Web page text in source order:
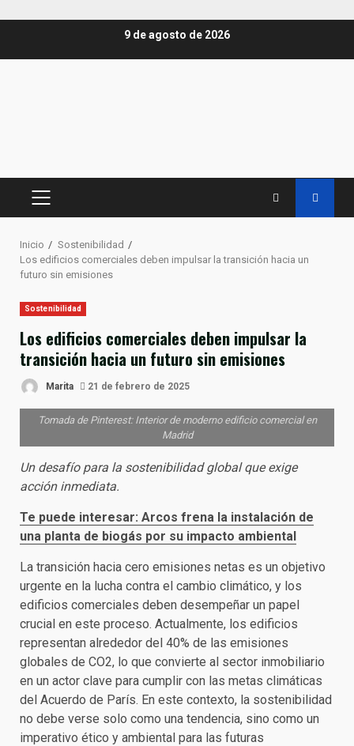
9 de agosto de 2026
MENÚ
Inicio
Sostenibilidad
Los edificios comerciales deben impulsar la transición hacia un
futuro sin emisiones
Sostenibilidad
Los edificios comerciales deben impulsar la
transición hacia un futuro sin emisiones
Marita 21 de febrero de 2025
Tomada de Pinterest: Interior de moderno edificio comercial en
Madrid
Un desafío para la sostenibilidad global que exige
acción inmediata.
Te puede interesar: Arcos frena la instalación de
una planta de biogás por su impacto ambiental
La transición hacia cero emisiones netas es un objetivo
urgente en la lucha contra el cambio climático, y los
edificios comerciales deben desempeñar un papel
crucial en este proceso. Actualmente, los edificios
representan alrededor del 40% de las emisiones
globales de CO2, lo que convierte al sector inmobiliario
en un actor clave para cumplir con las metas climáticas
del Acuerdo de París. En este contexto, la sostenibilidad
no debe verse solo como una tendencia, sino como un
imperativo ético y ambiental para las futuras